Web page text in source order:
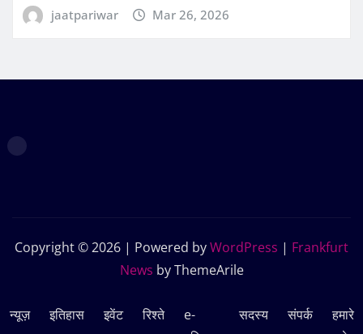
jaatpariwar Mar 26, 2026
Copyright © 2026 | Powered byWordPress | Frankfurt
News by ThemeArile
न्यूज़ इतिहास इवेंट रिश्ते
e-
सदस्‍य संपर्क
हमारे